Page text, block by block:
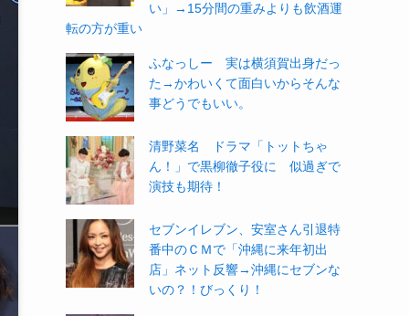
い」→15分間の重みよりも飲酒運
転の方が重い
ふなっしー 実は横須賀出身だっ
た→かわいくて面白いからそんな
事どうでもいい。
清野菜名 ドラマ「トットちゃ
ん！」で黒柳徹子役に 似過ぎで
演技も期待！
セブンイレブン、安室さん引退特
番中のＣＭで「沖縄に来年初出
店」ネット反響→沖縄にセブンな
いの？！びっくり！